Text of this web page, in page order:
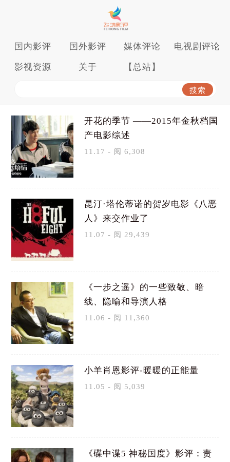
国内影评 国外影评 媒体评论 电视剧评论
影视资源 关于 【总站】
开花的季节 ——2015年金秋档国
产电影综述
11.17 - 阅 6,308
昆汀·塔伦蒂诺的贺岁电影《八恶
人》来交作业了
11.07 - 阅 29,439
《一步之遥》的一些致敬、暗
线、隐喻和导演人格
11.06 - 阅 11,360
小羊肖恩影评-暖暖的正能量
11.05 - 阅 5,039
《碟中谍5 神秘国度》影评：责